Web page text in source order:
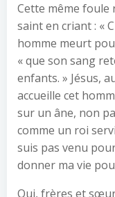
Cette même foule
saint en criant : «
homme meurt
« que son sang
enfants. » Jésus,
accueille cet
sur un âne, non
comme un roi
suis pas venu
donner ma vie
Oui, frères et